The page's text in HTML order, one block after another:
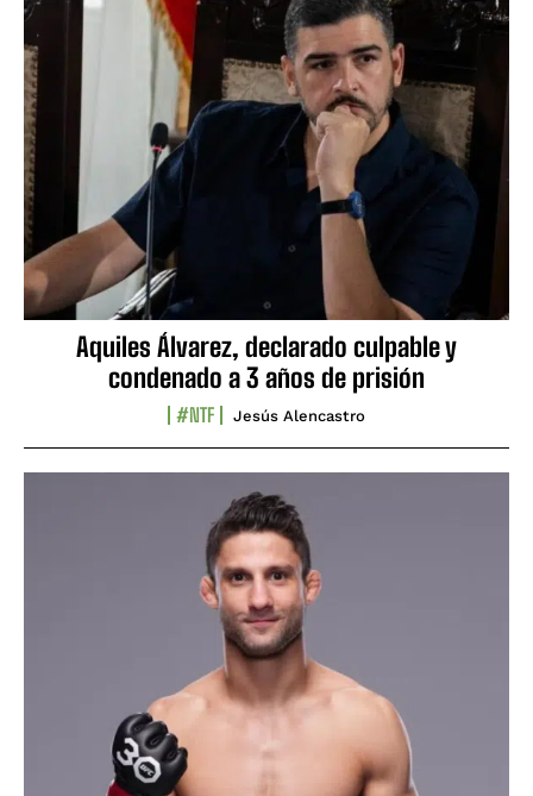
Aquiles Álvarez, declarado culpable y
condenado a 3 años de prisión
#NTF Jesús Alencastro